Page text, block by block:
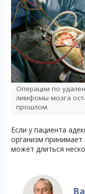
Операции по
лимфомы мозга
прошлом.
Если у пациента
организм
может длиться